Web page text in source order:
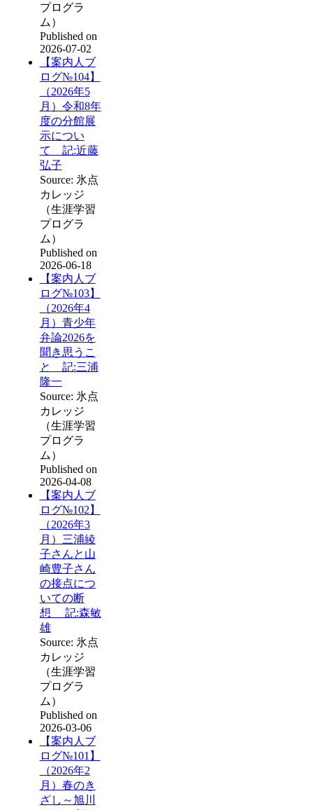
プログラ
ム）
Published on
2026-07-02
【案内人ブ
ログ№104】
（2026年5
月）令和8年
度の分館展
示につい
て 記:近藤
弘子
Source: 氷点
カレッジ
（生涯学習
プログラ
ム）
Published on
2026-06-18
【案内人ブ
ログ№103】
（2026年4
月）青少年
弁論2026を
聞き思うこ
と 記:三浦
隆一
Source: 氷点
カレッジ
（生涯学習
プログラ
ム）
Published on
2026-04-08
【案内人ブ
ログ№102】
（2026年3
月）三浦綾
子さんと山
崎豊子さん
の接点につ
いての断
想 記:森敏
雄
Source: 氷点
カレッジ
（生涯学習
プログラ
ム）
Published on
2026-03-06
【案内人ブ
ログ№101】
（2026年2
月）春のき
ざし～旭川